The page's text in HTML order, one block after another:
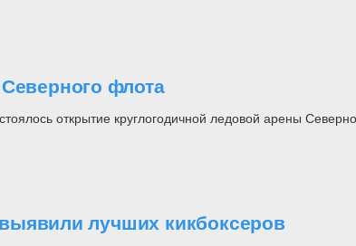
флота
открытие круглогодичной ледовой арены
лучших кикбоксеров